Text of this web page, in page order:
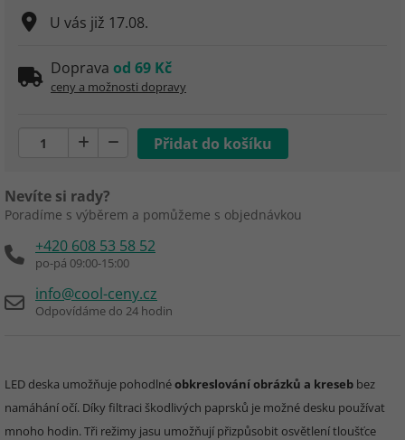
U vás již 17.08.
Doprava od 69 Kč
ceny a možnosti dopravy
Nevíte si rady?
Poradíme s výběrem a pomůžeme s objednávkou
+420 608 53 58 52
po-pá 09:00-15:00
info@cool-ceny.cz
Odpovídáme do 24 hodin
LED deska umožňuje pohodlnéobkreslování obrázků a kreseb bez
namáhání očí. Díky filtraci škodlivých paprsků je možné desku používat
mnoho hodin. Tři režimy jasu umožňují přizpůsobit osvětlení tloušťce